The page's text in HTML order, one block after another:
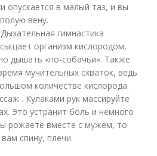
опускается в малый таз, и вы
вену.
гимнастика
организм кислородом,
дышать «по-собачьи». Также
мучительных схваток, ведь
количестве кислорода.
. Кулаками рук массируйте
Это устранит боль и немного
рожаете вместе с мужем, то
спину, плечи.